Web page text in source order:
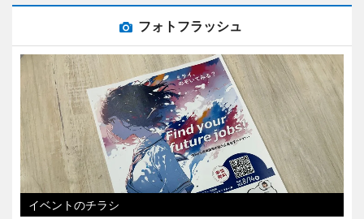
フォトフラッシュ
イベントのチラシ